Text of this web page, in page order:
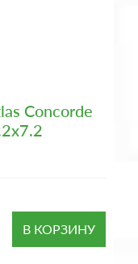
Concorde
В КОРЗИНУ